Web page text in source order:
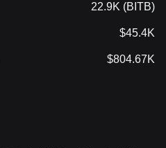
22.9K (BITB)
$45.4K
$804.67K